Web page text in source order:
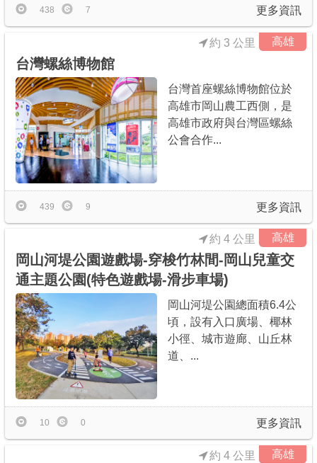
更多資訊
438 7
高雄
約 3 公里
台灣螺絲博物館
台灣首座螺絲博物館位於
高雄市岡山農工西側，是
高雄市政府與台灣區螺絲
公會合作...
更多資訊
439 9
高雄
約 4 公里
岡山河堤公園遊戲場-穿梭竹林間-岡山兒童交
通主題公園(特色遊戲場-滑步車場)
岡山河堤公園總面積6.4公
頃，設有入口廣場、椰林
小徑、城市遊廊、山丘林
道、...
更多資訊
10 0
高雄
約 4 公里